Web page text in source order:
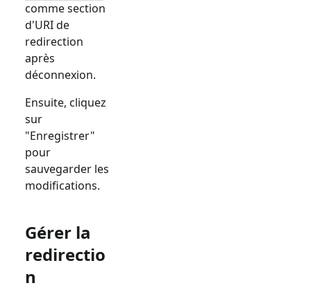
comme section
d'URI de
redirection
après
déconnexion.
Ensuite, cliquez
sur
"Enregistrer"
pour
sauvegarder les
modifications.
Gérer la
redirectio
n